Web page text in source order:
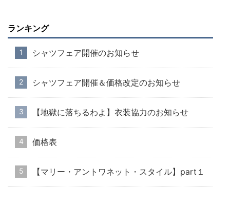
ランキング
シャツフェア開催のお知らせ
シャツフェア開催＆価格改定のお知らせ
【地獄に落ちるわよ】衣装協力のお知らせ
価格表
【マリー・アントワネット・スタイル】part１